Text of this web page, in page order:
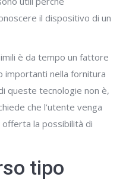
il dispositivo di un
è da tempo un fattore
importanti nella fornitura
queste tecnologie non è,
che l’utente venga
la possibilità di
tipo